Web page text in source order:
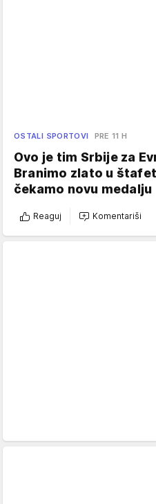
OSTALI SPORTOVI PRE 11 H
Ovo je tim Srbije za
Branimo zlato u
čekamo novu medalju
Reaguj Komentariši